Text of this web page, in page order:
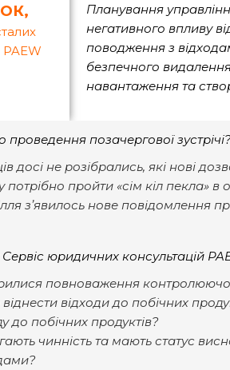
Планування
негативного впливу
поводження з
безпечного
навантаження та
позачергової
досі не розібрались, які нові
потрібно пройти «сім кіл пекла» в
зʼявилось нове
юридичних консультацій
повноваження
відходи до побічних
до побічних продуктів?
чинність та мають статус